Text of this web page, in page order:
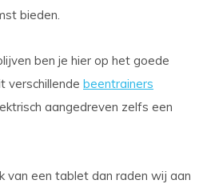
bieden.
ben je hier op het goede
verschillende beentrainers
aangedreven zelfs een
van een tablet dan raden wij aan